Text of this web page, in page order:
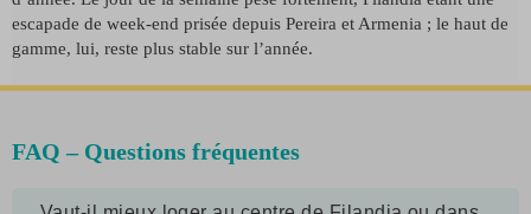
escapade de week-end prisée depuis Pereira et Armenia ; le haut de
gamme, lui, reste plus stable sur l’année.
FAQ – Questions fréquentes